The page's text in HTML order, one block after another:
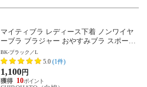
マイティブラ レディース下着 ノンワイヤ
ーブラ ブラジャー おやすみブラ スポーツ
ブラ ワイヤレスブラ ナイトブラ
BK-ブラック／L
5.0 (1件)
1,100円
10